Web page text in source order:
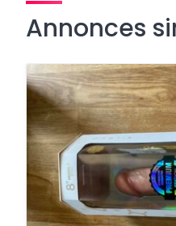
Annonces